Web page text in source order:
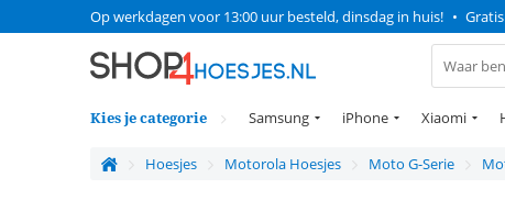
Op werkdagen voor 13:00 uur besteld, dinsdag in huis! •
Kies je categorie Samsung iPhone Xiaomi
Hoesjes Motorola Hoesjes Moto G-Serie